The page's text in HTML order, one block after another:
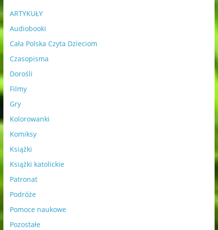
ARTYKUŁY
Audiobooki
Cała Polska Czyta Dzieciom
Czasopisma
Dorośli
Filmy
Gry
Kolorowanki
Komiksy
Książki
Książki katolickie
Patronat
Podróże
Pomoce naukowe
Pozostałe